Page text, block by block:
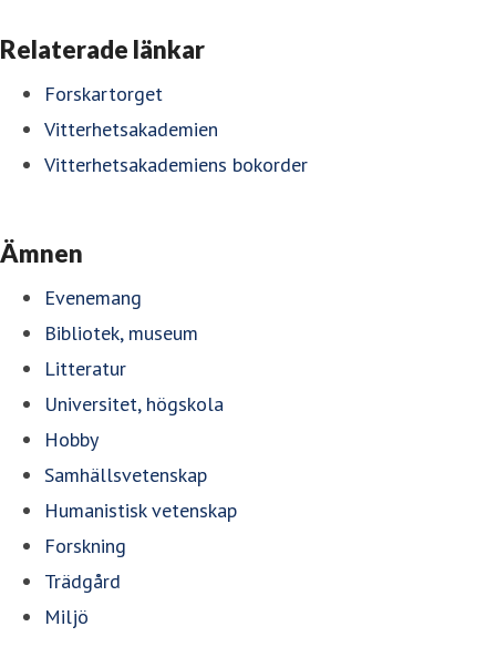
Relaterade länkar
Forskartorget
Vitterhetsakademien
Vitterhetsakademiens bokorder
Ämnen
Evenemang
Bibliotek, museum
Litteratur
Universitet, högskola
Hobby
Samhällsvetenskap
Humanistisk vetenskap
Forskning
Trädgård
Miljö